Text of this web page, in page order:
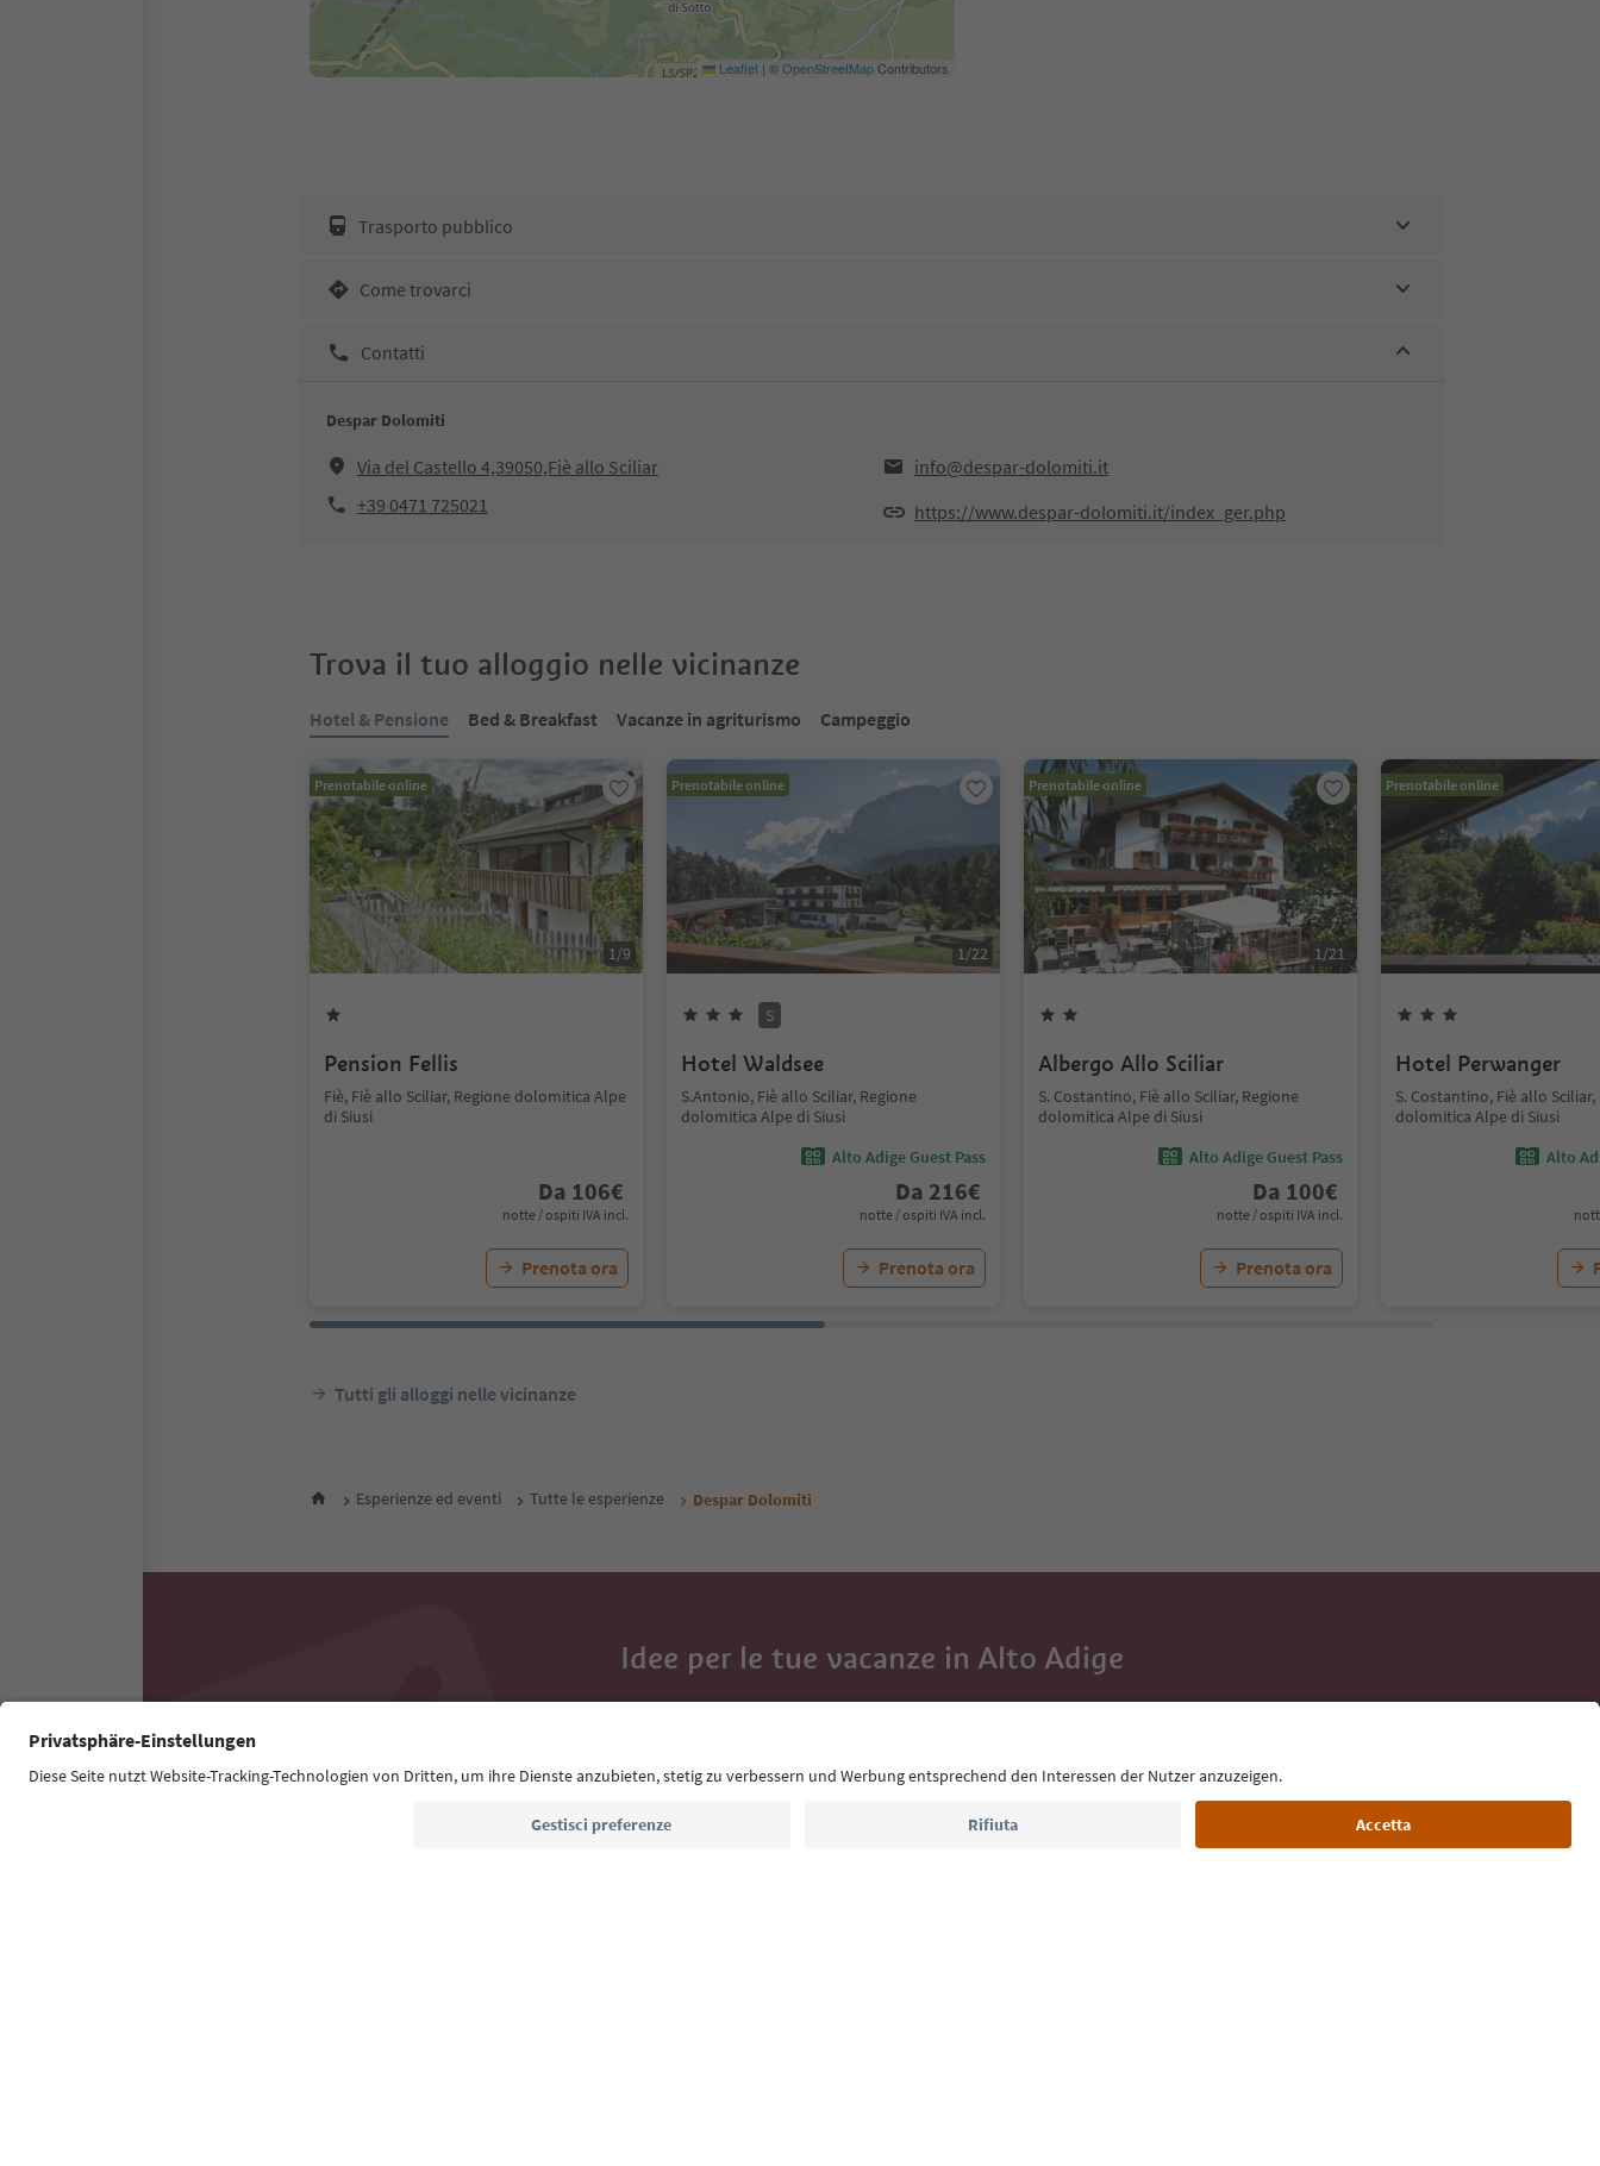
Leaflet | ©OpenStreetMapContributors
Trasporto pubblico
Come trovarci
Contatti
Despar Dolomiti
Via del Castello 4,39050,Fiè allo Sciliar
info@despar-dolomiti.it
+39 0471 725021
https://www.despar-dolomiti.it/index_ger.php
Trova il tuo alloggio nelle vicinanze
Hotel & Pensione Bed & Breakfast Vacanze in agriturismo Campeggio
Prenotabile online
1/9
Pension Fellis
Fiè, Fiè allo Sciliar, Regione dolomitica Alpe
di Siusi
Da 106€
notte / ospiti IVA incl.
Prenota ora
Prenotabile online
1/22
S
Hotel Waldsee
S.Antonio, Fiè allo Sciliar, Regione
dolomitica Alpe di Siusi
Alto Adige Guest Pass
Da 216€
notte / ospiti IVA incl.
Prenota ora
Prenotabile online
1/21
Albergo Allo Sciliar
S. Costantino, Fiè allo Sciliar, Regione
dolomitica Alpe di Siusi
Alto Adige Guest Pass
Da 100€
notte / ospiti IVA incl.
Prenota ora
Prenotabile online
Hotel Perwanger
S. Costantino, Fiè allo Sciliar,
dolomitica Alpe di Siusi
Alto
Tutti gli alloggi nelle vicinanze
Esperienze ed eventi Tutte le esperienze Despar Dolomiti
Idee per le tue vacanze in Alto Adige
Con la newsletter dell’Alto Adige ricevi consigli per le tue vacanze,
Indirizzo e-mail*